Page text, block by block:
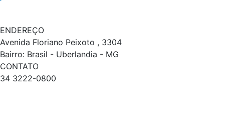
ENDEREÇO
Avenida Floriano Peixoto , 3304
Bairro: Brasil - Uberlandia - MG
CONTATO
34 3222-0800